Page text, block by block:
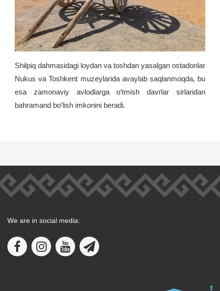
Shilpiq dahmasidagi loydan va toshdan yasalgan ostadonlar
Nukus va Toshkent muzeylarida avaylab saqlanmoqda, bu
esa zamonaviy avlodlarga o‘tmish davrlar sirlaridan
bahramand bo‘lish imkonini beradi.
We are in social media: